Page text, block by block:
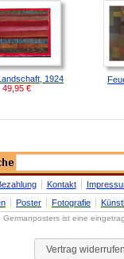
1924
49,95 €
Kontakt
Poster Fotografie
ist eine
Vertrag